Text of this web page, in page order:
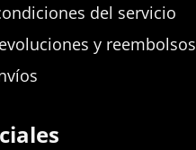
del servicio
y reembolsos